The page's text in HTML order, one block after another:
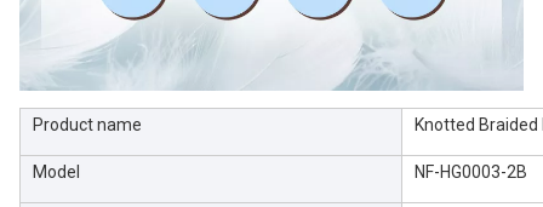
Product name Knotted Braided
Model NF-HG0003-2B